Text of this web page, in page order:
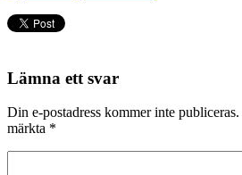
Lämna ett svar
Din e-postadress kommer inte publiceras.
märkta *